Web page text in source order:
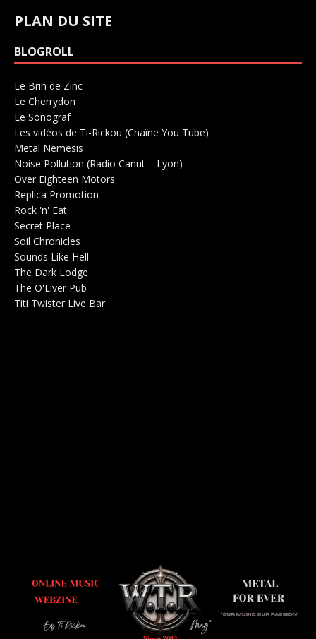
PLAN DU SITE
BLOGROLL
Le Brin de Zinc
Le Cherrydon
Le SonografSalle de concerts 0
Les vidéos de Ti-Rickou (Chaîne You Tube)
Metal Nemesis
Noise Pollution (Radio Canut – Lyon)
Over Eighteen Motors
Replica Promotion
Rock 'n' Eat
Secret Place
Soil Chronicles
Sounds Like Hell
The Dark Lodge
The O'Liver Pub
Titi Twister Live Bar